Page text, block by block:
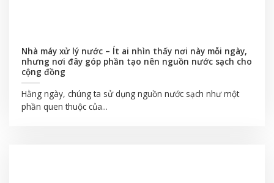
Nhà máy xử lý nước – Ít ai nhìn thấy nơi này mỗi ngày,
nhưng nơi đây góp phần tạo nên nguồn nước sạch cho
cộng đồng
Hằng ngày, chúng ta sử dụng nguồn nước sạch như một
phần quen thuộc của...